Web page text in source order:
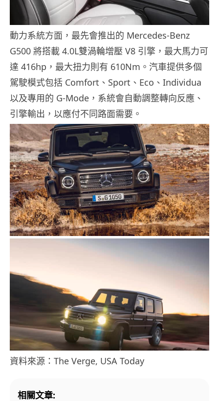
動力系統方面，最先會推出的 Mercedes-Benz
G500 將搭載 4.0L雙渦輪增壓 V8 引擎，最大馬力可
達 416hp，最大扭力則有 610Nm。汽車提供多個
駕駛模式包括 Comfort、Sport、Eco、Individua
以及專用的 G-Mode，系統會自動調整轉向反應、
引擎輸出，以應付不同路面需要。
資料來源：The Verge, USA Today
相關文章: